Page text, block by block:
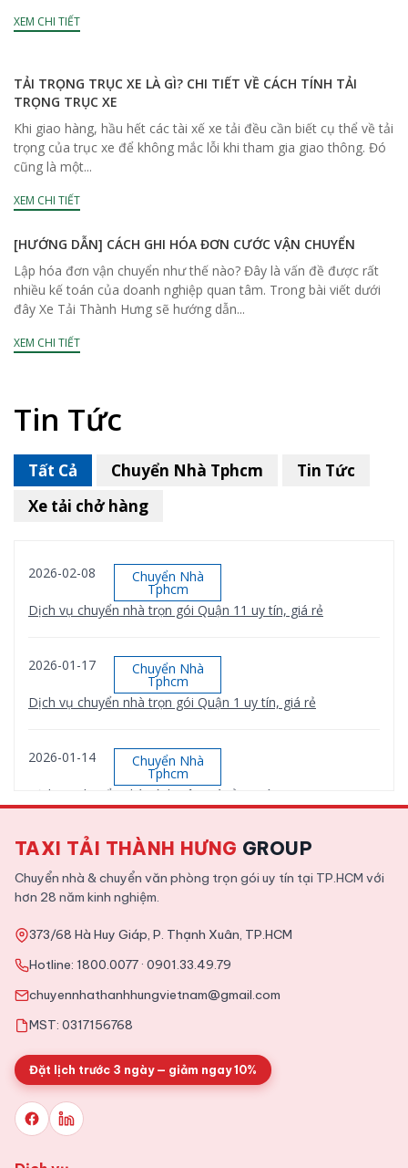
XEM CHI TIẾT
TẢI TRỌNG TRỤC XE LÀ GÌ? CHI TIẾT VỀ CÁCH TÍNH TẢI
TRỌNG TRỤC XE
Khi giao hàng, hầu hết các tài xế xe tải đều cần biết cụ thể về tải
trọng của trục xe để không mắc lỗi khi tham gia giao thông. Đó
cũng là một...
XEM CHI TIẾT
[HƯỚNG DẪN] CÁCH GHI HÓA ĐƠN CƯỚC VẬN CHUYỂN
Lập hóa đơn vận chuyển như thế nào? Đây là vấn đề được rất
nhiều kế toán của doanh nghiệp quan tâm. Trong bài viết dưới
đây Xe Tải Thành Hưng sẽ hướng dẫn...
XEM CHI TIẾT
Tin Tức
Tất Cả
2026-02-08 Chuyển Nhà
Tphcm
Dịch vụ chuyển nhà trọn gói Quận 11 uy tín, giá rẻ
2026-01-17 Chuyển Nhà
Tphcm
Dịch vụ chuyển nhà trọn gói Quận 1 uy tín, giá rẻ
2026-01-14 Chuyển Nhà
Tphcm
Dịch vụ chuyển nhà Bình Tân giá rẻ, uy tín
2026-01-12 Chuyển Nhà
Dịch vụ chuyển nhà trọn gói Quận 9 uy tín, giá rẻ
2025-11-09
Tin Tức
Tổng hợp kinh nghiệm chuyển văn phòng chi tiết từ A tới Z
Chuyển Nhà Tphcm
Tin Tức
Xe tải chở hàng
TAXI TẢI THÀNH HƯNG GROUP
Chuyển nhà & chuyển văn phòng trọn gói uy tín tại TP.HCM với
hơn 28 năm kinh nghiệm.
373/68 Hà Huy Giáp, P. Thạnh Xuân, TP.HCM
Hotline: 1800.0077 · 0901.33.49.79
chuyennhathanhhungvietnam@gmail.com
MST: 0317156768
Đặt lịch trước 3 ngày — giảm ngay 10%